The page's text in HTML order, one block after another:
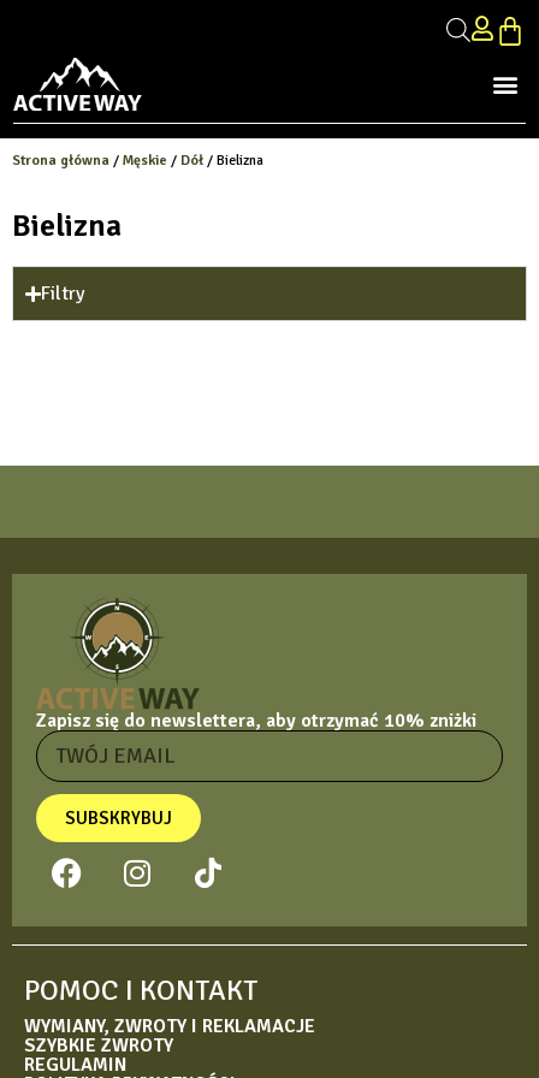
Strona główna / Męskie / Dół / Bielizna
Bielizna
Filtry
Zapisz się do newslettera, aby otrzymać 10% zniżki
SUBSKRYBUJ
POMOC I KONTAKT
WYMIANY, ZWROTY I REKLAMACJE
SZYBKIE ZWROTY
REGULAMIN